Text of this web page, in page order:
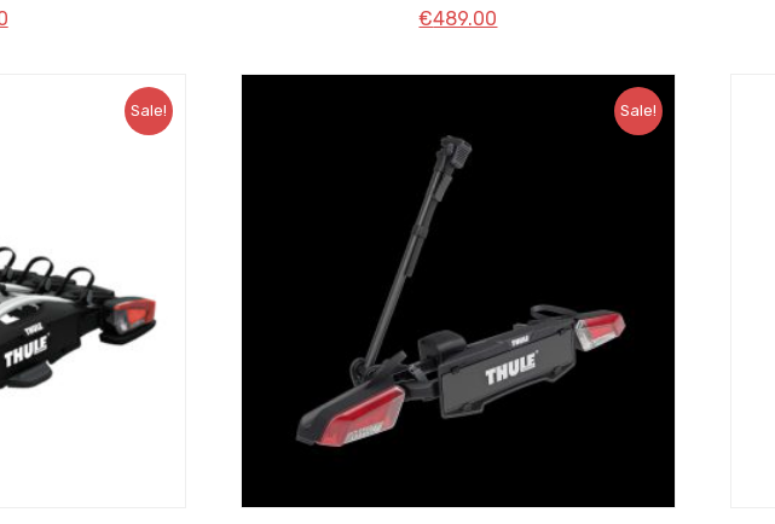
€489.00
Sale! Sale!